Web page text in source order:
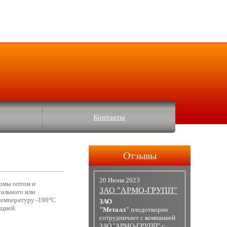
Контакты
оптом и
или
-190°C
Отзывы
20 Июня 2023
ЗАО "АРМО-ГРУПП"
ЗАО
"Металл" плодотворно
сотрудничает с компанией